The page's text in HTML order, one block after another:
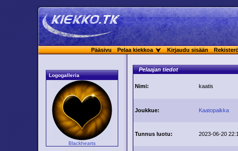
Pääsivu Pelaa kiekkoa Kirjaudu sisään
Logogalleria
Blackhearts
Pelaajan tiedot
Nimi: kaatis
Joukkue: Kaatopaikka
Tunnus luotu: 2023-06-20